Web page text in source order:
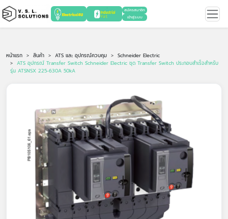
สมัครสมาชิก
เข้าสู่ระบบ
หน้าแรก สินค้า ATS และ อุปกรณ์ควบคุม
Schneider Electric
ATS อุปกรณ์ Transfer Switch Schneider Electric ชุด Transfer Switch ประกอบสำเร็จสำหรับ
รุ่น ATSNSX 225-630A 50kA